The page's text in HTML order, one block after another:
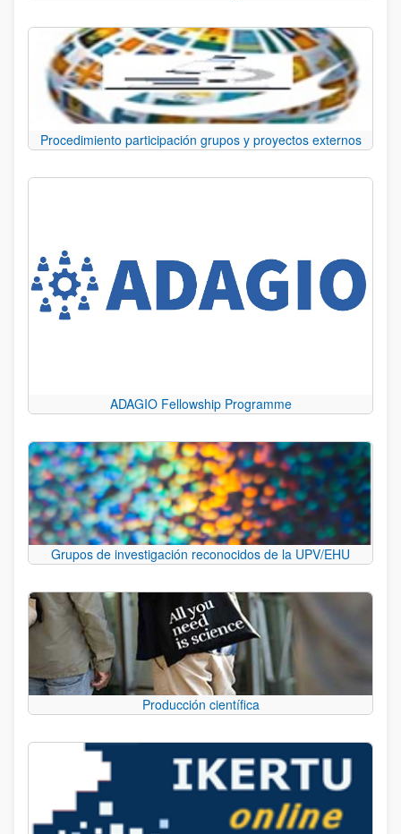
Procedimiento participación grupos y proyectos externos
ADAGIO Fellowship Programme
Grupos de investigación reconocidos de la UPV/EHU
Producción científica